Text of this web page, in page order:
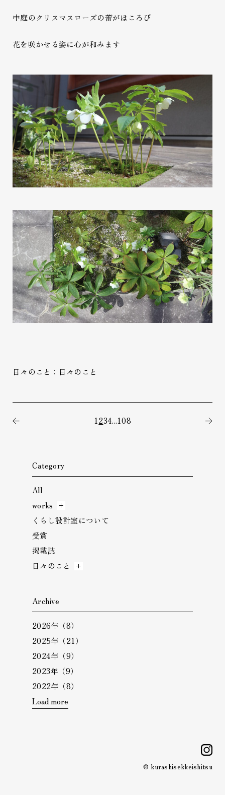
中庭のクリスマスローズの蕾がほころび
花を咲かせる姿に心が和みます
日々のこと：日々のこと
1234...108
Category
All
works
くらし設計室について
受賞
掲載誌
日々のこと
Archive
2026年（8）
2025年（21）
2024年（9）
2023年（9）
2022年（8）
Load more
© kurashisekkeishitsu